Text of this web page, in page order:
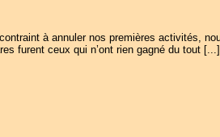
à annuler nos premières activités,
furent ceux qui n’ont rien gagné du tout [...]